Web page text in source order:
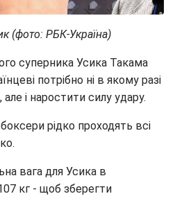
(фото: РБК-Україна)
суперника Усика Такама
потрібно ні в якому разі
і наростити силу удару.
рідко проходять всі
вага для Усика в
кг - щоб зберегти